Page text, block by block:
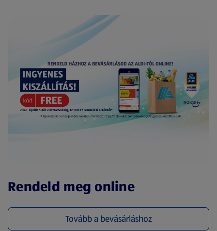
Rendeld meg online
Tovább a bevásárláshoz
(új oldalon nyílik meg)